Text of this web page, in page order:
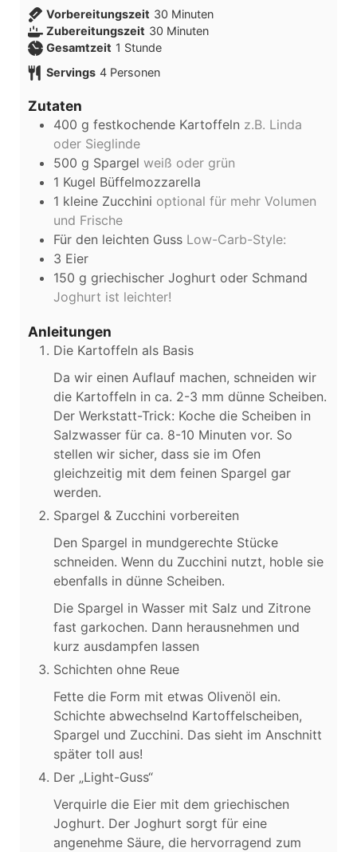
Vorbereitungszeit 30 Minuten
Zubereitungszeit 30 Minuten
Gesamtzeit 1 Stunde
Servings 4 Personen
Zutaten
400 g festkochende Kartoffeln z.B. Linda
oder Sieglinde
500 g Spargel weiß oder grün
1 Kugel Büffelmozzarella
1 kleine Zucchini optional für mehr Volumen
und Frische
Für den leichten Guss Low-Carb-Style:
3 Eier
150 g griechischer Joghurt oder Schmand
Joghurt ist leichter!
Anleitungen
Die Kartoffeln als Basis
Da wir einen Auflauf machen, schneiden wir
die Kartoffeln in ca. 2-3 mm dünne Scheiben.
Der Werkstatt-Trick: Koche die Scheiben in
Salzwasser für ca. 8-10 Minuten vor. So
stellen wir sicher, dass sie im Ofen
gleichzeitig mit dem feinen Spargel gar
werden.
Spargel & Zucchini vorbereiten
Den Spargel in mundgerechte Stücke
schneiden. Wenn du Zucchini nutzt, hoble sie
ebenfalls in dünne Scheiben.
Die Spargel in Wasser mit Salz und Zitrone
fast garkochen. Dann herausnehmen und
kurz ausdampfen lassen
Schichten ohne Reue
Fette die Form mit etwas Olivenöl ein.
Schichte abwechselnd Kartoffelscheiben,
Spargel und Zucchini. Das sieht im Anschnitt
später toll aus!
Der „Light-Guss“
Verquirle die Eier mit dem griechischen
Joghurt. Der Joghurt sorgt für eine
angenehme Säure, die hervorragend zum